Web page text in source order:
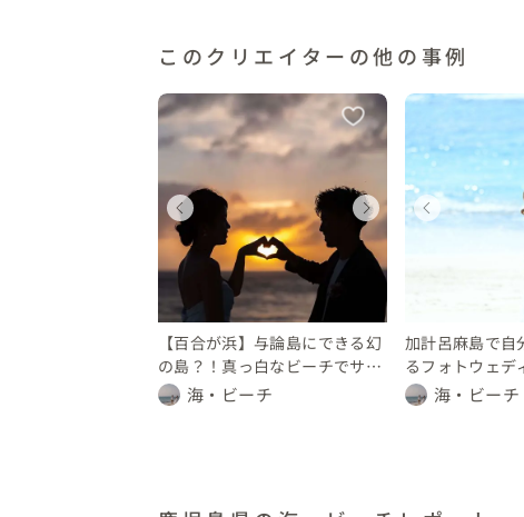
このクリエイターの他の事例
ウェディングフォト
鹿児島県
10 〜 30 万円
ウェディ
10 〜 30
【百合が浜】与論島にできる幻
の島？！真っ白なビーチでサプ
ライズセカンドプロポーズ♡
海・ビーチ
ウェディングフォト
鹿児島県
〜 10 万円
ウェデ
〜 10
加計呂麻島で自
るフォトウェデ
父が自分に付け
なった海を見て
海・ビーチ
ウェディングフォト
鹿児島県
〜 10 万円
ウェデ
鹿児島
〜 10